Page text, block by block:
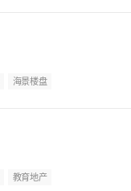
海景楼盘
教育地产